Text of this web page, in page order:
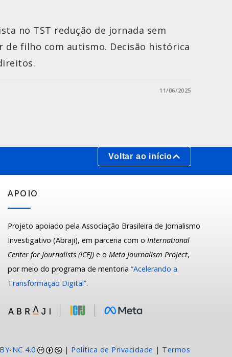
no TST redução de jornada sem
de filho com autismo. Decisão histórica
11/06/2025
Voltar ao início
APOIO
Projeto apoiado pela Associação Brasileira de Jornalismo
Investigativo (Abraji), em parceria com o International
Center for Journalists (ICFJ)e o Meta Journalism Project,
por meio do programa de mentoria “Acelerando a
Transformação Digital”.
NC 4.0 | Política de Privacidade | Termos